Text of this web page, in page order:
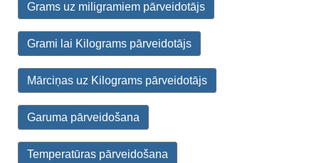
Grams uz miligramiem pārveidotājs
Grami lai Kilograms pārveidotājs
Mārciņas uz Kilograms pārveidotājs
Garuma pārveidošana
Temperatūras pārveidošana